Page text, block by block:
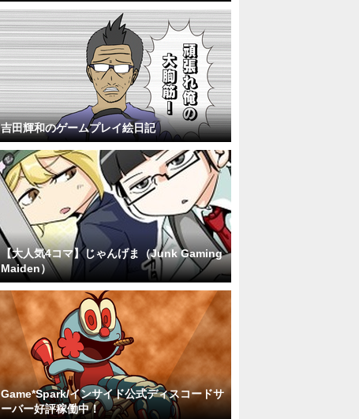
吉田輝和のゲームプレイ絵日記
【大人気4コマ】じゃんげま（Junk Gaming
Maiden）
Game*Spark/インサイド公式ディスコードサ
ーバー好評稼働中！